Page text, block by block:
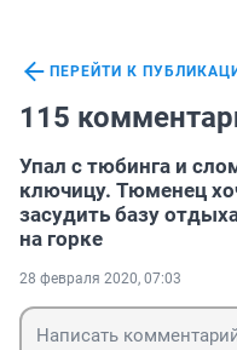
ПЕРЕЙТИ К
115
Упал с тюбинга и
ключицу. Тюменец
засудить базу
на горке
28 февраля 2020, 07:03